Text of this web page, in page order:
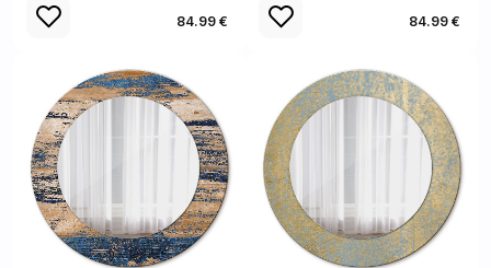
84.99 € 84.99 €